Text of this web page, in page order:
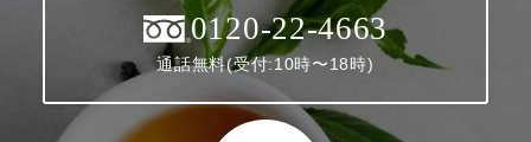
0120-22-4663
通話無料(受付:10時〜18時)